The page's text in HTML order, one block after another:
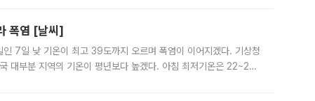
폭염 [날씨]
인 7일 낮 기온이 최고 39도까지 오르며 폭염이 이어지겠다. 기상청
대부분 지역의 기온이 평년보다 높겠다. 아침 최저기온은 22~27